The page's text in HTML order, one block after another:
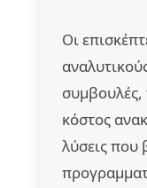
Οι
συμβουλές,
κόστος
λύσεις που